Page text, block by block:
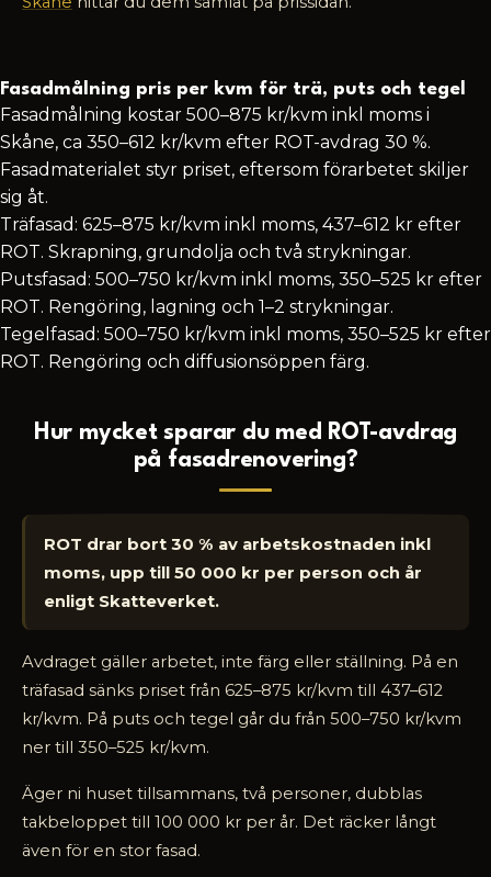
Fasadmålning pris per kvm för trä, puts och tegel
Fasadmålning kostar 500–875 kr/kvm inkl moms i
Skåne, ca 350–612 kr/kvm efter ROT-avdrag 30 %.
Fasadmaterialet styr priset, eftersom förarbetet skiljer
sig åt.
Träfasad: 625–875 kr/kvm inkl moms, 437–612 kr efter
ROT. Skrapning, grundolja och två strykningar.
Putsfasad: 500–750 kr/kvm inkl moms, 350–525 kr efter
ROT. Rengöring, lagning och 1–2 strykningar.
Tegelfasad: 500–750 kr/kvm inkl moms, 350–525 kr efter
ROT. Rengöring och diffusionsöppen färg.
Hur mycket sparar du med ROT-avdrag
på fasadrenovering?
ROT drar bort 30 % av arbetskostnaden inkl
moms, upp till 50 000 kr per person och år
enligt Skatteverket.
Avdraget gäller arbetet, inte färg eller ställning. På en
träfasad sänks priset från 625–875 kr/kvm till 437–612
kr/kvm. På puts och tegel går du från 500–750 kr/kvm
ner till 350–525 kr/kvm.
Äger ni huset tillsammans, två personer, dubblas
takbeloppet till 100 000 kr per år. Det räcker långt
även för en stor fasad.